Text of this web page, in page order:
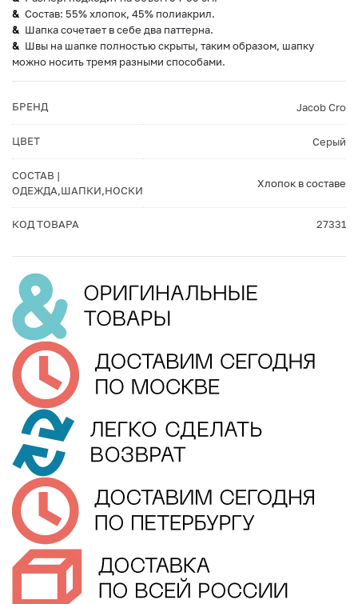
Состав: 55% хлопок, 45% полиакрил.
Шапка сочетает в себе два паттерна.
Швы на шапке полностью скрыты, таким образом, шапку
можно носить тремя разными способами.
БРЕНД Jacob Cro
ЦВЕТ Серый
СОСТАВ |
ОДЕЖДА,ШАПКИ,НОСКИ
Хлопок в составе
КОД ТОВАРА 27331